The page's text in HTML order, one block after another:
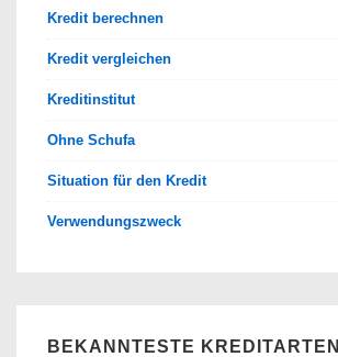
Kredit berechnen
Kredit vergleichen
Kreditinstitut
Ohne Schufa
Situation für den Kredit
Verwendungszweck
BEKANNTESTE KREDITARTEN